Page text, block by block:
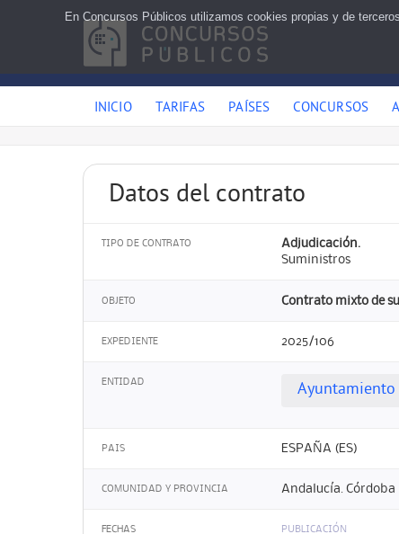
INICIO TARIFAS PAÍSES CONCURSOS
Datos del contrato
TIPO DE CONTRATO
Adjudicación.
Suministros
OBJETO Contrato mixto de
EXPEDIENTE 2025/106
ENTIDAD Ayuntamiento
PAIS ESPAÑA (ES)
COMUNIDAD Y PROVINCIA Andalucía. Córdoba
FECHAS PUBLICACIÓN
En Concursos Públicos utilizamos cookies propias y de